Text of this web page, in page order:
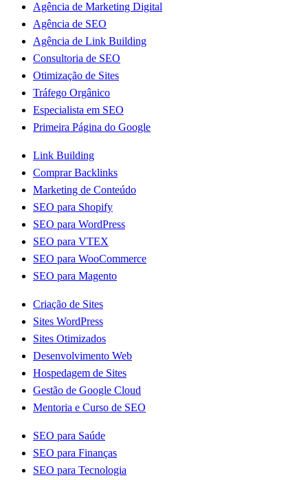
Agência de Marketing Digital
Agência de SEO
Agência de Link Building
Consultoria de SEO
Otimização de Sites
Tráfego Orgânico
Especialista em SEO
Primeira Página do Google
Link Building
Comprar Backlinks
Marketing de Conteúdo
SEO para Shopify
SEO para WordPress
SEO para VTEX
SEO para WooCommerce
SEO para Magento
Criação de Sites
Sites WordPress
Sites Otimizados
Desenvolvimento Web
Hospedagem de Sites
Gestão de Google Cloud
Mentoria e Curso de SEO
SEO para Saúde
SEO para Finanças
SEO para Tecnologia